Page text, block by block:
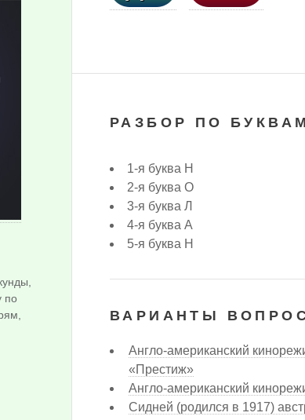
РАЗБОР ПО
1-я буква Н
2-я буква О
3-я буква Л
4-я буква А
5-я буква Н
ВАРИАНТЫ
Англо-американский
«Престиж»
Англо-американский
Сидней (родился в 1917)
по